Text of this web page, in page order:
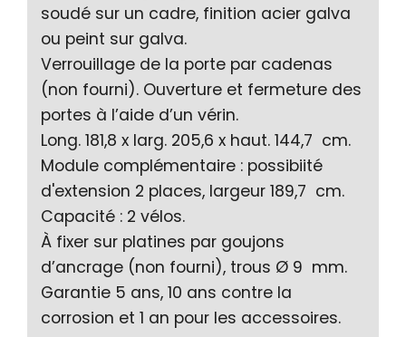
soudé sur un cadre, finition acier galva
ou peint sur galva.
Verrouillage de la porte par cadenas
(non fourni). Ouverture et fermeture des
portes à l’aide d’un vérin.
Long. 181,8 x larg. 205,6 x haut. 144,7 cm.
Module complémentaire : possibiité
d'extension 2 places, largeur 189,7 cm.
Capacité : 2 vélos.
À fixer sur platines par goujons
d’ancrage (non fourni), trous Ø 9 mm.
Garantie 5 ans, 10 ans contre la
corrosion et 1 an pour les accessoires.